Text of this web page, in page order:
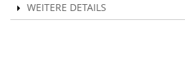
WEITERE DETAILS